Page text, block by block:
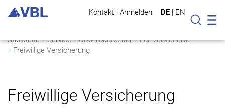
Kontakt | Anmelden DE | EN
Suche
Startseite Service Downloadcenter
Für Versicherte
Freiwillige Versicherung
Freiwillige Versicherung